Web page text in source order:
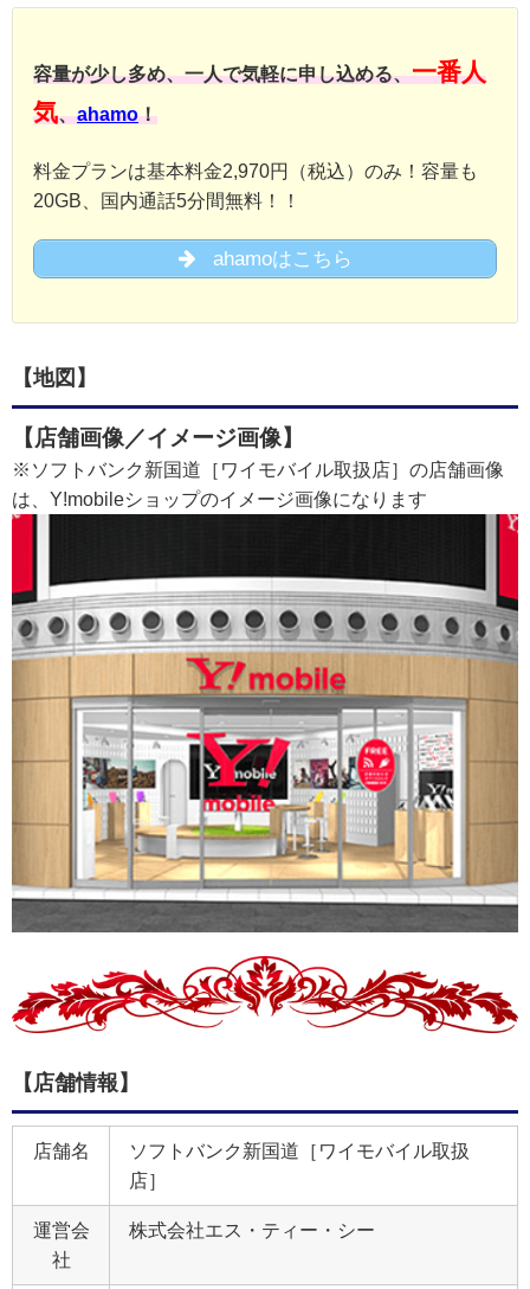
容量が少し多め、一人で気軽に申し込める、一番人
気、ahamo！
料金プランは基本料金2,970円（税込）のみ！容量も
20GB、国内通話5分間無料！！
ahamoはこちら
【地図】
【店舗画像／イメージ画像】
※ソフトバンク新国道［ワイモバイル取扱店］の店舗画像
は、Y!mobileショップのイメージ画像になります
【店舗情報】
店舗名
ソフトバンク新国道［ワイモバイル取扱
店］
運営会
社
株式会社エス・ティー・シー